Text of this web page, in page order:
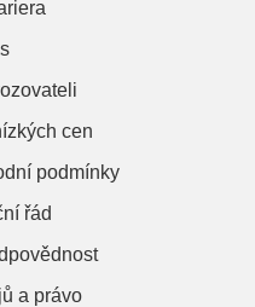
cen
podmínky
řád
a právo